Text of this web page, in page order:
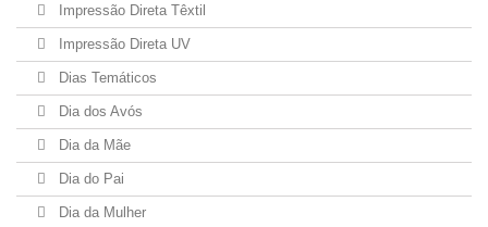
Impressão Direta Têxtil
Impressão Direta UV
Dias Temáticos
Dia dos Avós
Dia da Mãe
Dia do Pai
Dia da Mulher